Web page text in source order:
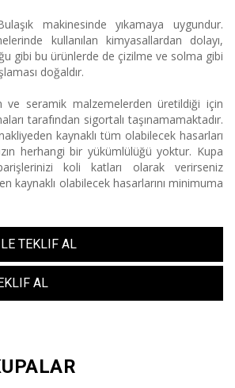
makinesinde yıkamaya uygundur.
kullanılan kimyasallardan dolayı,
gibi bu ürünlerde de çizilme ve solma gibi
doğaldır.
ve seramik malzemelerden üretildiği için
tarafından sigortalı taşınamamaktadır.
kaynaklı tüm olabilecek hasarları
herhangi bir yükümlülüğü yoktur. Kupa
koli katları olarak verirseniz
kaynaklı olabilecek hasarlarını minimuma
TEKLIF AL
AL